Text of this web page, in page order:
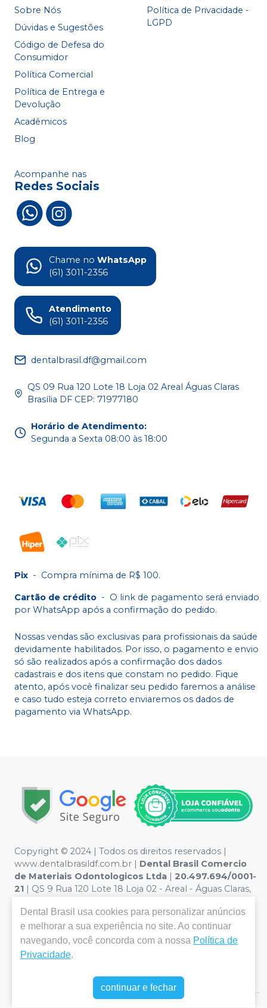
Sobre Nós
Dúvidas e Sugestões
Código de Defesa do
Consumidor
Política Comercial
Política de Entrega e
Devolução
Acadêmicos
Blog
Política de Privacidade -
LGPD
Acompanhe nas
Redes Sociais
Chame no WhatsApp
(61) 3011-2356
Atendimento
(61) 3011-2356
dentalbrasil.df@gmail.com
QS 09 Rua 120 Lote 18 Loja 02 Areal Águas Claras
Brasília DF CEP: 71977180
Horário de Atendimento:
Segunda a Sexta 08:00 às 18:00
Pix - Compra mínima de R$ 100.
Cartão de crédito - O link de pagamento será enviado
por WhatsApp após a confirmação do pedido.
Nossas vendas são exclusivas para profissionais da saúde
devidamente habilitados. Por isso, o pagamento e envio
só são realizados após a confirmação dos dados
cadastrais e dos itens que constam no pedido. Fique
atento, após você finalizar seu pedido faremos a análise
e caso tudo esteja correto enviaremos os dados de
pagamento via WhatsApp.
Copyright © 2024 | Todos os direitos reservados |
www.dentalbrasildf.com.br | Dental Brasil Comercio
de Materiais Odontologicos Ltda | 20.497.694/0001-
21 | QS 9 Rua 120 Lote 18 Loja 02 - Areal - Águas Claras,
Segurança - Fotos meramente ilustrativas - Os preços e
condições da loja virtual estão sujeitos a alterações. Em
caso de divergência de preços no site, o valor válido é o
do Carrinho de Compra. Não vendemos por atacado,
compras de grandes volumes pelo site.
Dental Brasil usa cookies para personalizar anúncios
e melhorar a sua experiência no site. Ao continuar
navegando, você concorda com a nossa Política de
Privacidade.
continuar e fechar